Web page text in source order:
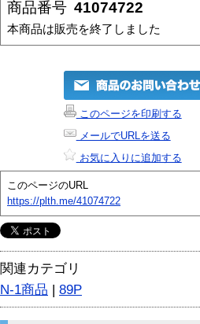
商品番号 41074722
本商品は販売を終了しました
このページを印刷する
メールでURLを送る
お気に入りに追加する
このページのURL
https://plth.me/41074722
関連カテゴリ
N-1商品 | 89P